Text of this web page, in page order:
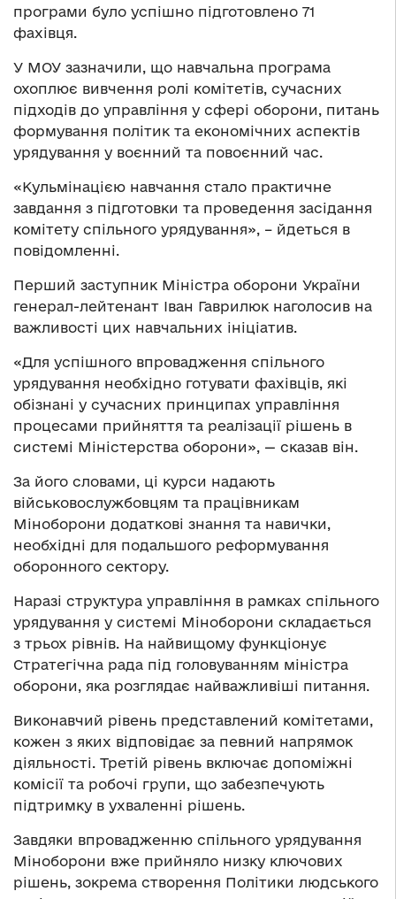
програми було успішно підготовлено 71
фахівця.
У МОУ зазначили, що навчальна програма
охоплює вивчення ролі комітетів, сучасних
підходів до управління у сфері оборони, питань
формування політик та економічних аспектів
урядування у воєнний та повоєнний час.
«Кульмінацією навчання стало практичне
завдання з підготовки та проведення засідання
комітету спільного урядування», – йдеться в
повідомленні.
Перший заступник Міністра оборони України
генерал-лейтенант Іван Гаврилюк наголосив на
важливості цих навчальних ініціатив.
«Для успішного впровадження спільного
урядування необхідно готувати фахівців, які
обізнані у сучасних принципах управління
процесами прийняття та реалізації рішень в
системі Міністерства оборони», — сказав він.
За його словами, ці курси надають
військовослужбовцям та працівникам
Міноборони додаткові знання та навички,
необхідні для подальшого реформування
оборонного сектору.
Наразі структура управління в рамках спільного
урядування у системі Міноборони складається
з трьох рівнів. На найвищому функціонує
Стратегічна рада під головуванням міністра
оборони, яка розглядає найважливіші питання.
Виконавчий рівень представлений комітетами,
кожен з яких відповідає за певний напрямок
діяльності. Третій рівень включає допоміжні
комісії та робочі групи, що забезпечують
підтримку в ухваленні рішень.
Завдяки впровадженню спільного урядування
Міноборони вже прийняло низку ключових
рішень, зокрема створення Політики людського